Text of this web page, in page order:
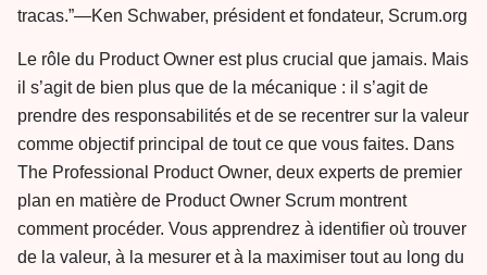
tracas.”—Ken Schwaber, président et fondateur, Scrum.org
Le rôle du Product Owner est plus crucial que jamais. Mais
il s’agit de bien plus que de la mécanique : il s’agit de
prendre des responsabilités et de se recentrer sur la valeur
comme objectif principal de tout ce que vous faites. Dans
The Professional Product Owner, deux experts de premier
plan en matière de Product Owner Scrum montrent
comment procéder. Vous apprendrez à identifier où trouver
de la valeur, à la mesurer et à la maximiser tout au long du